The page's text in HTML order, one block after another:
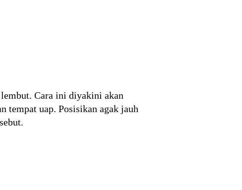
lembut. Cara ini diyakini akan
tempat uap. Posisikan agak jauh